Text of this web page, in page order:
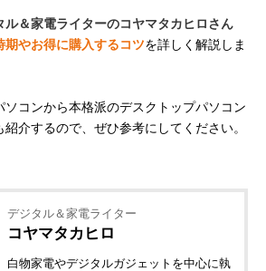
ル＆家電ライターのコヤマタカヒロさん
期やお得に購入するコツを詳しく解説しま
コンから本格派のデスクトップパソコン
介するので、ぜひ参考にしてください。
デジタル＆家電ライター
コヤマタカヒロ
白物家電やデジタルガジェットを中心に執